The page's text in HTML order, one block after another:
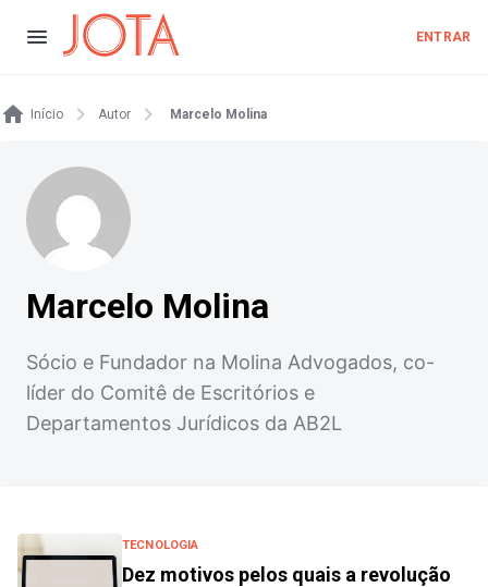
ENTRAR
Início Autor Marcelo Molina
Marcelo Molina
Sócio e Fundador na Molina Advogados, co-
líder do Comitê de Escritórios e
Departamentos Jurídicos da AB2L
TECNOLOGIA
Dez motivos pelos quais a revolução